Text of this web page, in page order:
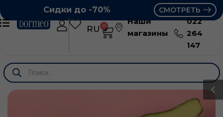
Сидки до -70% СМОТРЕТЬ
RU
RO
0
Наши
магазины
022
264
147